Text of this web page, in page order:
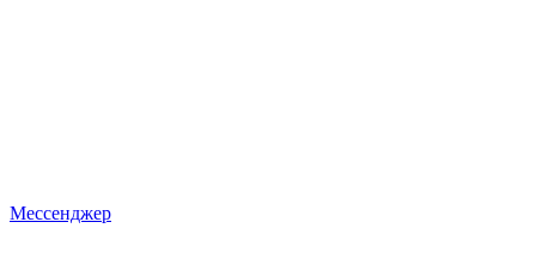
Мессенджер